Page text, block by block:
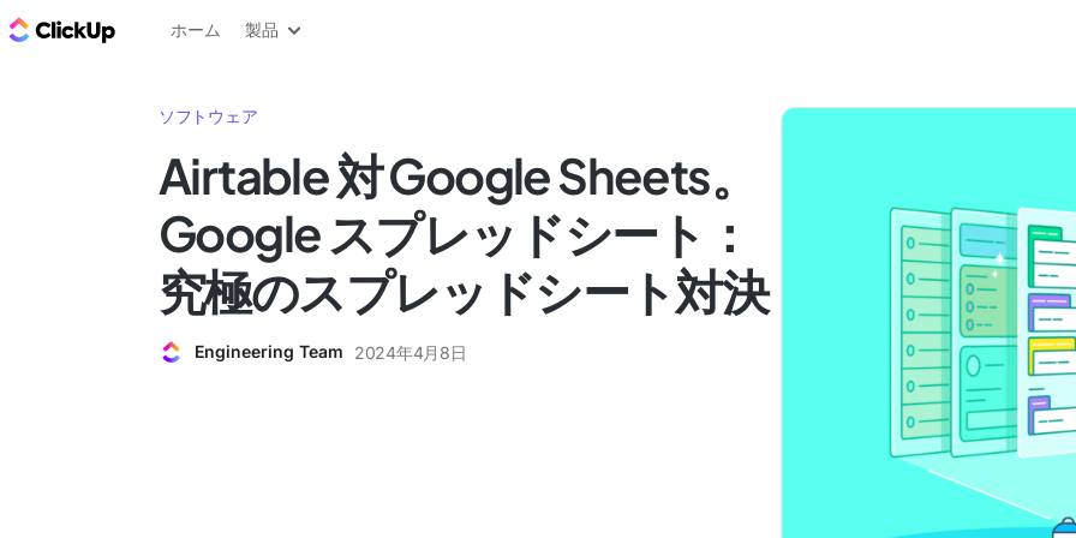
ClickUp ブログ
ホーム 製品
ソフトウェア
Airtable 対 Google Sheets。
Google スプレッドシート：
究極のスプレッドシート対決
Engineering Team 2024年4月8日